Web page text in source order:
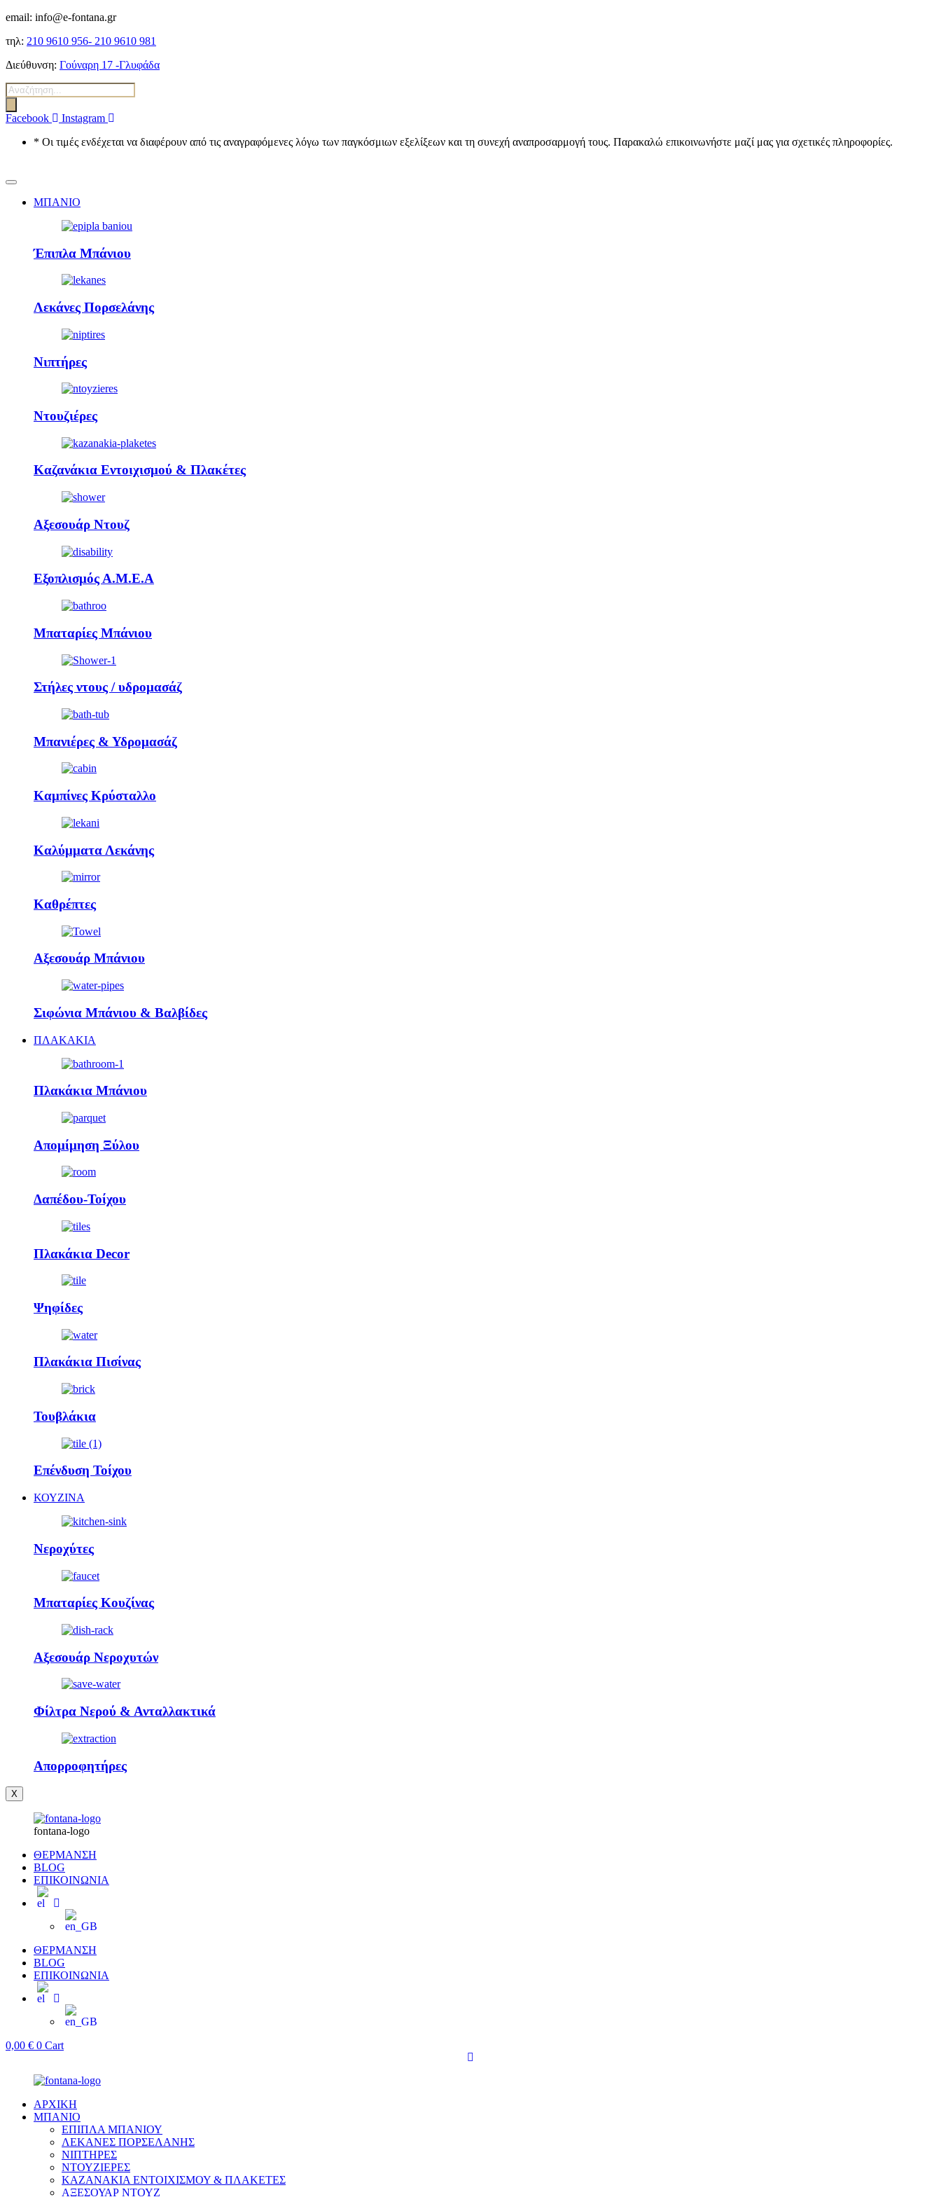
email: info@e-fontana.gr
τηλ: 210 9610 956- 210 9610 981
Διεύθυνση: Γούναρη 17 -Γλυφάδα
Αναζήτηση
προϊόντων
Facebook
Instagram
* Οι τιμές ενδέχεται να διαφέρουν από τις αναγραφόμενες λόγω των παγκόσμιων εξελίξεων και τη συνεχή αναπροσαρμογή τους. Παρακαλώ επικοινωνήστε μαζί μας για σχετικές πληροφορίες.
ΜΠΑΝΙΟ
Έπιπλα Μπάνιου
Λεκάνες Πορσελάνης
Νιπτήρες
Ντουζιέρες
Καζανάκια Εντοιχισμού & Πλακέτες
Αξεσουάρ Ντουζ
Εξοπλισμός Α.Μ.Ε.Α
Μπαταρίες Μπάνιου
Στήλες ντους / υδρομασάζ
Μπανιέρες & Υδρομασάζ
Καμπίνες Κρύσταλλο
Καλύμματα Λεκάνης
Καθρέπτες
Αξεσουάρ Μπάνιου
Σιφώνια Μπάνιου & Βαλβίδες
ΠΛΑΚΑΚΙΑ
Πλακάκια Μπάνιου
Απομίμηση Ξύλου
Δαπέδου-Τοίχου
Πλακάκια Decor
Ψηφίδες
Πλακάκια Πισίνας
Τουβλάκια
Επένδυση Τοίχου
ΚΟΥΖΙΝΑ
Νεροχύτες
Μπαταρίες Κουζίνας
Αξεσουάρ Νεροχυτών
Φίλτρα Νερού & Ανταλλακτικά
Απορροφητήρες
X
fontana-logo
ΘΕΡΜΑΝΣΗ
BLOG
ΕΠΙΚΟΙΝΩΝΙΑ
ΘΕΡΜΑΝΣΗ
BLOG
ΕΠΙΚΟΙΝΩΝΙΑ
0,00 € 0 Cart
ΑΡΧΙΚΗ
ΜΠΑΝΙΟ
ΕΠΙΠΛΑ ΜΠΑΝΙΟΥ
ΛΕΚΑΝΕΣ ΠΟΡΣΕΛΑΝΗΣ
ΝΙΠΤΗΡΕΣ
ΝΤΟΥΖΙΕΡΕΣ
ΚΑΖΑΝΑΚΙΑ ΕΝΤΟΙΧΙΣΜΟΥ & ΠΛΑΚΕΤΕΣ
ΑΞΕΣΟΥΑΡ ΝΤΟΥΖ